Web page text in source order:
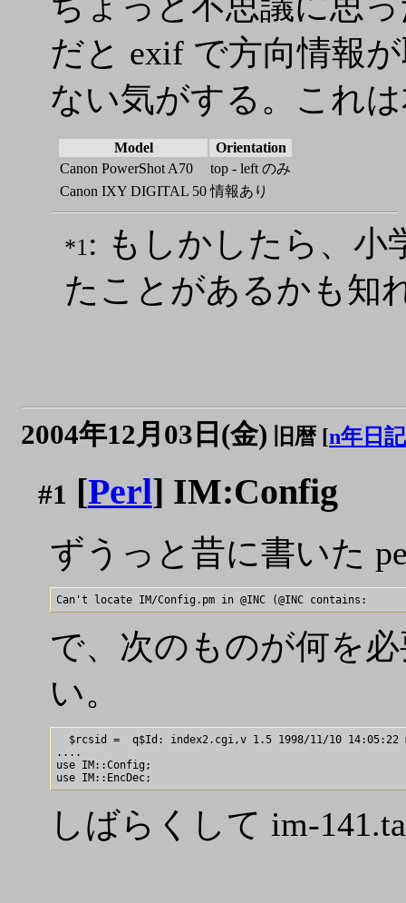
だと exif で方向情報
ない気がする。これ
Model
Orientation
Canon PowerShot A70
top - left のみ
Canon IXY DIGITAL 50 情報あり
*1: もしかしたら、小
たことがあるかも知
2004年12月03日(金) 旧暦 [n年日記
#1 [Perl] IM:Config
ずうっと昔に書いた
で、次のものが何を
い。
$rcsid =  q$Id: index2.cgi,v 1.5 1998/11/10 14:05:22
....
use IM::Config;
しばらくして im-